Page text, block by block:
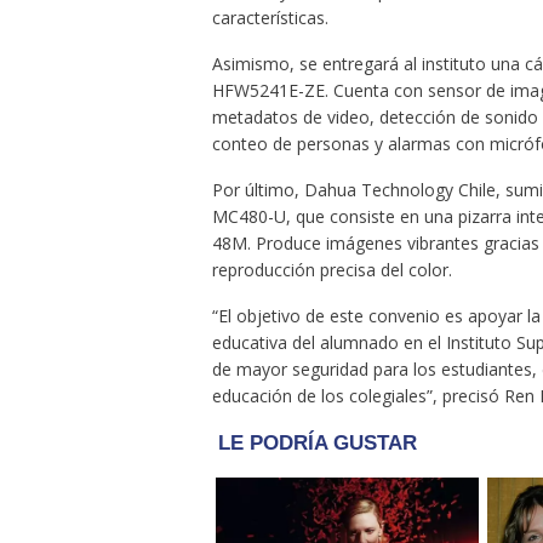
características.
Asimismo, se entregará al instituto una
HFW5241E-ZE. Cuenta con sensor de
metadatos de video, detección de
conteo de personas y alarmas con
Por último, Dahua Technology Chile,
MC480-U, que consiste en una pizarra
48M. Produce imágenes vibrantes
reproducción precisa del color.
“El objetivo de este convenio es apoyar
educativa del alumnado en el Instituto
de mayor seguridad para los
educación de los colegiales”, precisó